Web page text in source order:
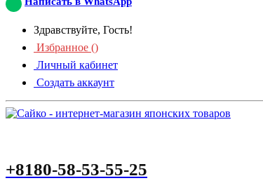
Здравствуйте, Гость!
Избранное ()
Личный кабинет
Создать аккаунт
+8180-58-53-55-25